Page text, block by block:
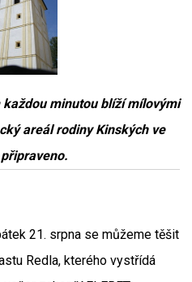
minutou blíží mílovými
areál rodiny Kinských ve
21. srpna se můžeme těšit
Redla, kterého vystřídá